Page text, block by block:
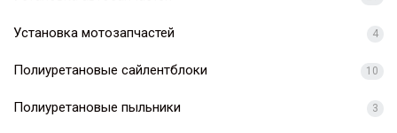
Установка мотозапчастей 4
Полиуретановые сайлентблоки 10
Полиуретановые пыльники 3